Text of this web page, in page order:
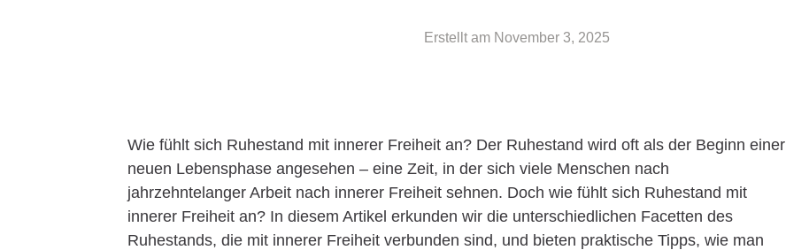
Erstellt am November 3, 2025
Wie fühlt sich Ruhestand mit innerer Freiheit an? Der Ruhestand wird oft als der Beginn einer
neuen Lebensphase angesehen – eine Zeit, in der sich viele Menschen nach
jahrzehntelanger Arbeit nach innerer Freiheit sehnen. Doch wie fühlt sich Ruhestand mit
innerer Freiheit an? In diesem Artikel erkunden wir die unterschiedlichen Facetten des
Ruhestands, die mit innerer Freiheit verbunden sind, und bieten praktische Tipps, wie man